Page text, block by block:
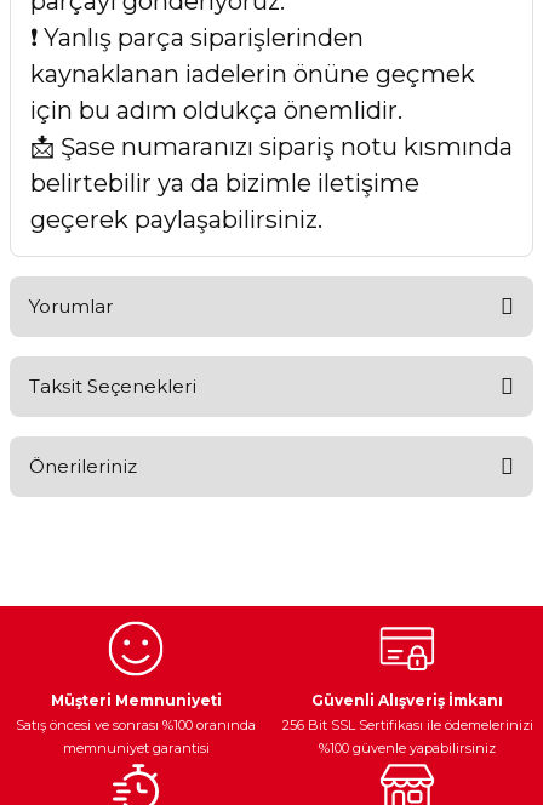
❗ Yanlış parça siparişlerinden
kaynaklanan iadelerin önüne geçmek
için bu adım oldukça önemlidir.
📩 Şase numaranızı sipariş notu kısmında
belirtebilir ya da bizimle iletişime
geçerek paylaşabilirsiniz.
Yorumlar
Taksit Seçenekleri
Önerileriniz
Ürün resmi kalitesiz, bozuk veya görüntülenemiyor.
Ürün açıklamasında eksik bilgiler bulunuyor.
Ürün bilgilerinde hatalar bulunuyor.
Ürün fiyatı diğer sitelerden daha pahalı.
Bu ürüne benzer farklı alternatifler olmalı.
Egzoz Sistemi
Müşteri Memnuniyeti
Satış öncesi ve sonrası %100 oranında
memnuniyet garantisi
Güvenli Alışveriş İmkanı
256 Bit SSL Sertifikası ile ödemelerinizi
%100 güvenle yapabilirsiniz